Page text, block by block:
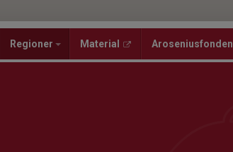
Regioner Material Aroseniusfonden